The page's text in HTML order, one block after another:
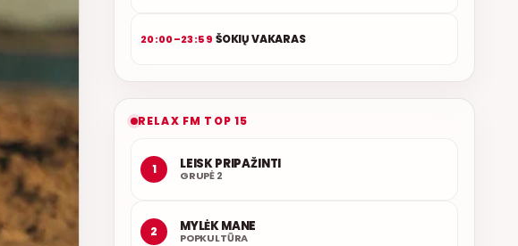
20:00–23:59 ŠOKIŲ VAKARAS
RELAX FM TOP 15
1 LEISK PRIPAŽINTI
GRUPĖ 2
2 MYLĖK MANE
POPKULTŪRA